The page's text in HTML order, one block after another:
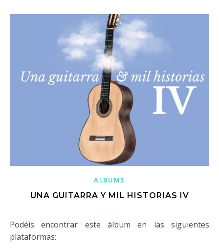
ALBUMS
UNA GUITARRA Y MIL HISTORIAS IV
Podéis encontrar este álbum en las siguientes
plataformas: